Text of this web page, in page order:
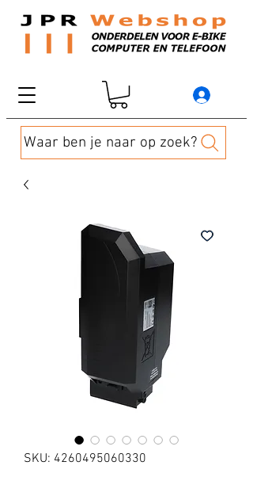
Waar ben je naar op zoek?
SKU: 4260495060330